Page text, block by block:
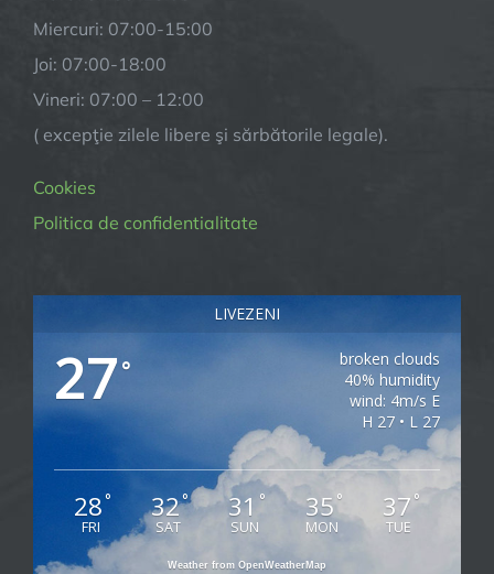
Miercuri: 07:00-15:00
Joi: 07:00-18:00
Vineri: 07:00 – 12:00
( excepţie zilele libere şi sărbătorile legale).
Cookies
Politica de confidentialitate
LIVEZENI
27°
broken clouds
40% humidity
wind: 4m/s E
H 27 • L 27
28°
FRI
32°
SAT
31°
SUN
35 °
MON
37 °
TUE
Weather from OpenWeatherMap